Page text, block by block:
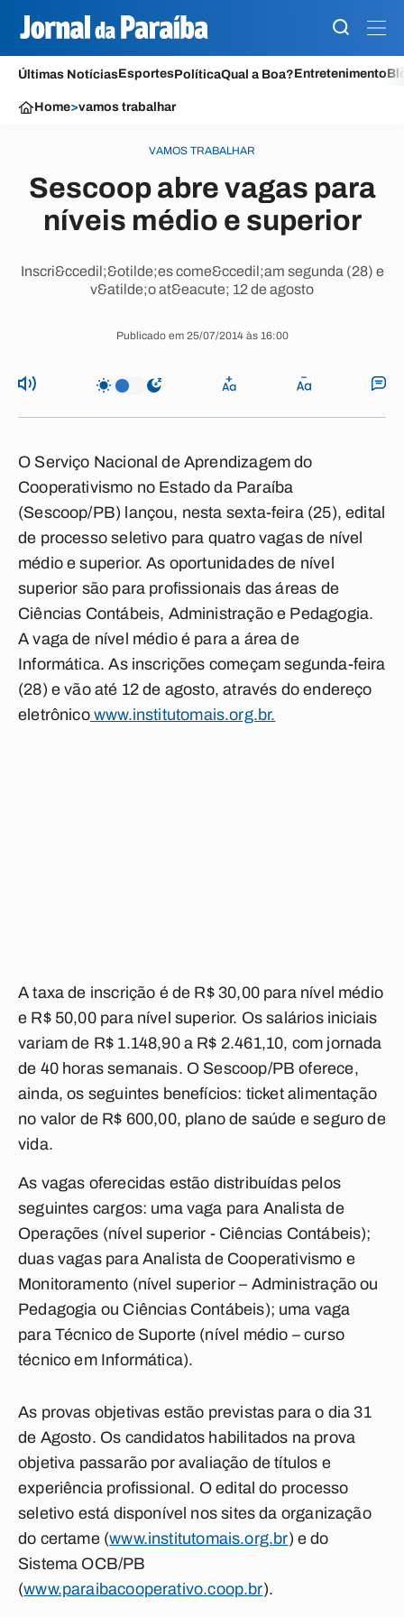
Últimas NotíciasEsportesPolíticaQual a Boa?Entretenimento
Home>vamos trabalhar
VAMOS TRABALHAR
Sescoop abre vagas para
níveis médio e superior
Inscri&ccedil;&otilde;es come&ccedil;am segunda (28) e
v&atilde;o at&eacute; 12 de agosto
Publicado em 25/07/2014 às 16:00
O Serviço Nacional de Aprendizagem do
Cooperativismo no Estado da Paraíba
(Sescoop/PB) lançou, nesta sexta-feira (25), edital
de processo seletivo para quatro vagas de nível
médio e superior. As oportunidades de nível
superior são para profissionais das áreas de
Ciências Contábeis, Administração e Pedagogia.
A vaga de nível médio é para a área de
Informática. As inscrições começam segunda-feira
(28) e vão até 12 de agosto, através do endereço
eletrônicowww.institutomais.org.br.
A taxa de inscrição é de R$ 30,00 para nível médio
e R$ 50,00 para nível superior. Os salários iniciais
variam de R$ 1.148,90 a R$ 2.461,10, com jornada
de 40 horas semanais. O Sescoop/PB oferece,
ainda, os seguintes benefícios: ticket alimentação
no valor de R$ 600,00, plano de saúde e seguro de
vida.
As vagas oferecidas estão distribuídas pelos
seguintes cargos: uma vaga para Analista de
Operações (nível superior - Ciências Contábeis);
duas vagas para Analista de Cooperativismo e
Monitoramento (nível superior – Administração ou
Pedagogia ou Ciências Contábeis); uma vaga
para Técnico de Suporte (nível médio – curso
técnico em Informática).
As provas objetivas estão previstas para o dia 31
de Agosto. Os candidatos habilitados na prova
objetiva passarão por avaliação de títulos e
experiência profissional. O edital do processo
seletivo está disponível nos sites da organização
do certame (www.institutomais.org.br) e do
Sistema OCB/PB
(www.paraibacooperativo.coop.br).